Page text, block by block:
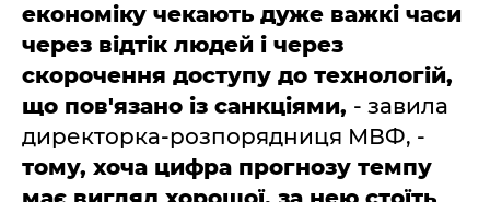
економіку чекають дуже важкі часи
через відтік людей і через
скорочення доступу до технологій,
що пов'язано із санкціями, - завила
директорка-розпорядниця МВФ, -
тому, хоча цифра прогнозу темпу